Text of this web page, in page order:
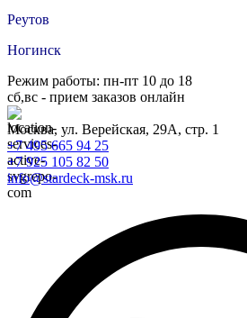
Реутов
Ногинск
Режим работы: пн-пт 10 до 18
сб,вс - прием заказов онлайн
Москва, ул. Верейская, 29А, стр. 1
+7 495 665 94 25
+7 925 105 82 50
info@stardeck-msk.ru